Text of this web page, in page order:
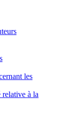
les
relative à la